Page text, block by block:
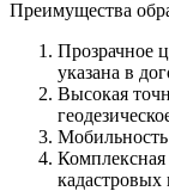
Преимущества
Прозрачное
указана в
Высокая